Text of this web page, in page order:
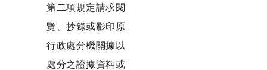
第二項規定請求閱
覽、抄錄或影印原
行政處分機關據以
處分之證據資料或